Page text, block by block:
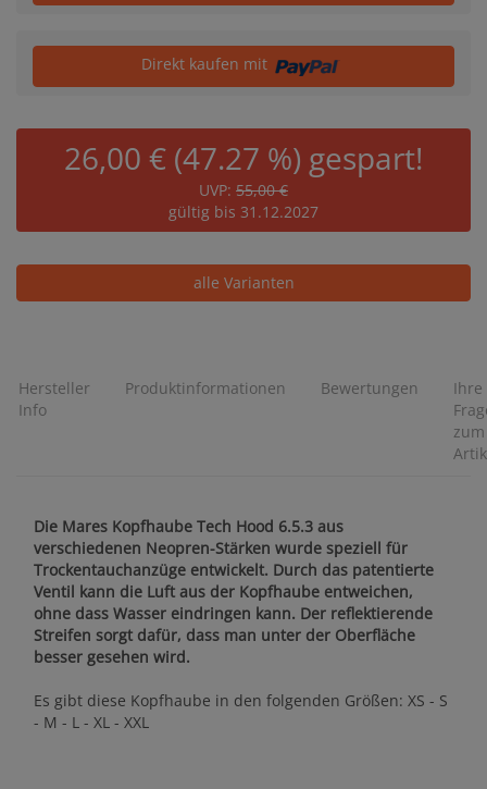
Direkt kaufen mit
26,00 € (47.27 %) gespart!
UVP: 55,00 €
gültig bis 31.12.2027
alle Varianten
Hersteller
Info
Produktinformationen Bewertungen
Ihre
zum
Die Mares Kopfhaube Tech Hood 6.5.3 aus
verschiedenen Neopren-Stärken wurde speziell für
Trockentauchanzüge entwickelt. Durch das patentierte
Ventil kann die Luft aus der Kopfhaube entweichen,
ohne dass Wasser eindringen kann. Der reflektierende
Streifen sorgt dafür, dass man unter der Oberfläche
besser gesehen wird.
Es gibt diese Kopfhaube in den folgenden Größen: XS - S
- M - L - XL - XXL